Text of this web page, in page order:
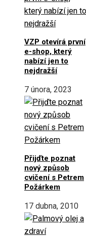
VZP otevírá první
e-shop, který
nabízí jen to
nejdražší
7 února, 2023
Přijďte poznat
nový způsob
cvičení s Petrem
Požárkem
17 dubna, 2010